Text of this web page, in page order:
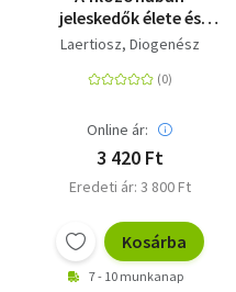
jeleskedők élete és
nézetei 1. - I-V. könyv
Laertiosz, Diogenész
Online ár:
3 420 Ft
Eredeti ár: 3 800 Ft
Kosárba
7 - 10 munkanap